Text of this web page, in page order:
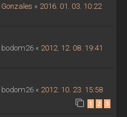
Gonzales « 2016. 01. 03. 10:22
bodom26« 2012. 12. 08. 19:41
bodom26« 2012. 10. 23. 15:58
1 2 3